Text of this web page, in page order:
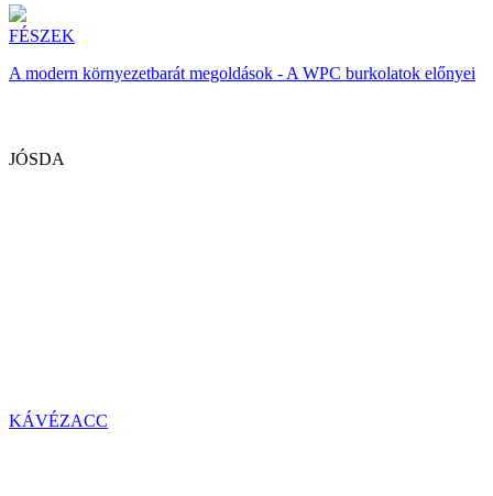
FÉSZEK
A modern környezetbarát megoldások - A WPC burkolatok előnyei
JÓSDA
KÁVÉZACC